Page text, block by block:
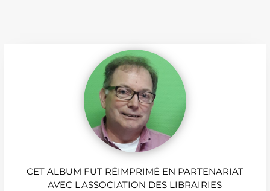
CET ALBUM FUT RÉIMPRIMÉ EN PARTENARIAT
AVEC L'ASSOCIATION DES LIBRAIRIES